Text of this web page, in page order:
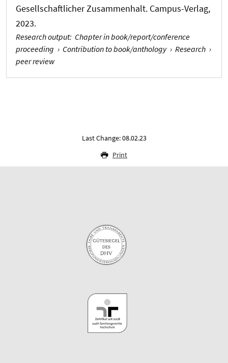
Gesellschaftlicher Zusammenhalt. Campus-Verlag,
2023.
Research output: Chapter in book/report/conference
proceeding › Contribution to book/anthology › Research ›
peer review
Last Change: 08.02.23
Print